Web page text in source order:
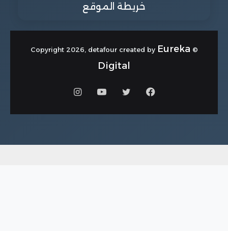
خريطة الموقع
© Copyright 2026, detafour created by
Eureka
Digital
فيسبوكتويتر يوتيوبانستقرام